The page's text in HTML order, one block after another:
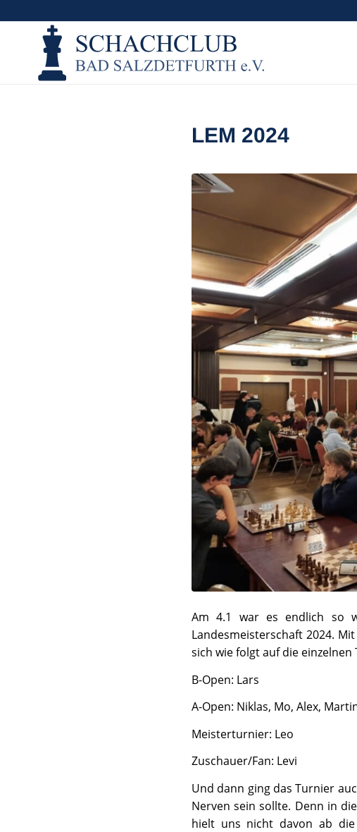
LEM 2024
Am 4.1 war es endlich so
Landesmeisterschaft 2024.
sich wie folgt auf die einzelnen
B-Open: Lars
A-Open: Niklas, Mo, Alex,
Meisterturnier: Leo
Zuschauer/Fan: Levi
Und dann ging das Turnier
Nerven sein sollte. Denn in
hielt uns nicht davon ab